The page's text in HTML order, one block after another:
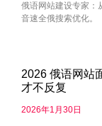
俄语网站建设专家：
音速全俄搜索优化。
2026 俄语网站
才不反复
2026年1月30日